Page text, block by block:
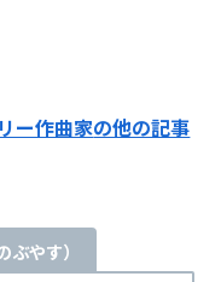
ー作曲家の他の記事
ぶやす）